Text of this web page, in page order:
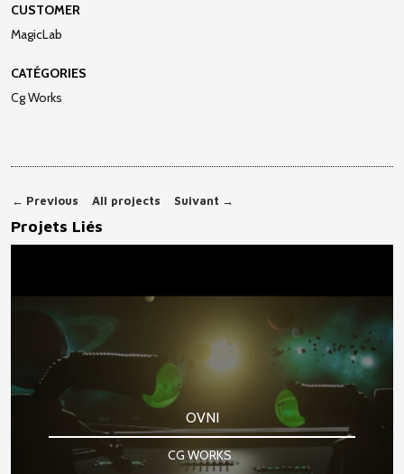
CUSTOMER
MagicLab
CATÉGORIES
Cg Works
Projets Liés
← Previous All projects Suivant →
OVNI
CG WORKS